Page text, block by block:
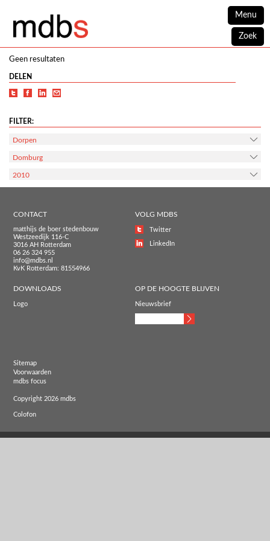
Menu
Zoek
Geen resultaten
DELEN
FILTER:
Dorpen
Domburg
2010
CONTACT
matthijs de boer stedenbouw
Westzeedijk 116-C
3016 AH Rotterdam
06 26 324 955
info@mdbs.nl
KvK Rotterdam: 81554966
VOLG MDBS
Twitter
LinkedIn
DOWNLOADS
Logo
OP DE HOOGTE BLIJVEN
Nieuwsbrief
Sitemap
Voorwaarden
mdbs focus
Copyright 2026 mdbs
Colofon